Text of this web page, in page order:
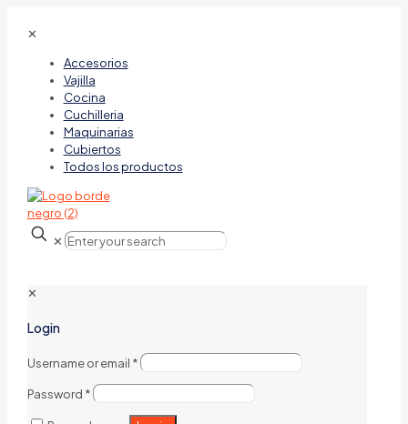
✕
Accesorios
Vajilla
Cocina
Cuchilleria
Maquinarias
Cubiertos
Todos los productos
✕
✕
Login
Username or email *
Password *